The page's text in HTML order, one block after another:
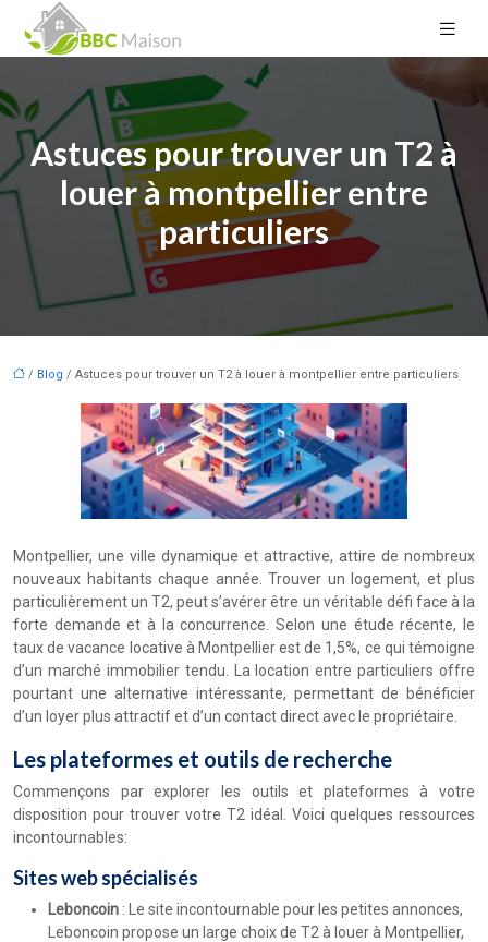
Astuces pour trouver un T2 à
louer à montpellier entre
particuliers
/ Blog / Astuces pour trouver un T2 à louer à montpellier entre particuliers
Montpellier, une ville dynamique et attractive, attire de nombreux
nouveaux habitants chaque année. Trouver un logement, et plus
particulièrement un T2, peut s’avérer être un véritable défi face à la
forte demande et à la concurrence. Selon une étude récente, le
taux de vacance locative à Montpellier est de 1,5%, ce qui témoigne
d’un marché immobilier tendu. La location entre particuliers offre
pourtant une alternative intéressante, permettant de bénéficier
d’un loyer plus attractif et d’un contact direct avec le propriétaire.
Les plateformes et outils de recherche
Commençons par explorer les outils et plateformes à votre
disposition pour trouver votre T2 idéal. Voici quelques ressources
incontournables:
Sites web spécialisés
Leboncoin : Le site incontournable pour les petites annonces,
Leboncoin propose un large choix de T2 à louer à Montpellier,